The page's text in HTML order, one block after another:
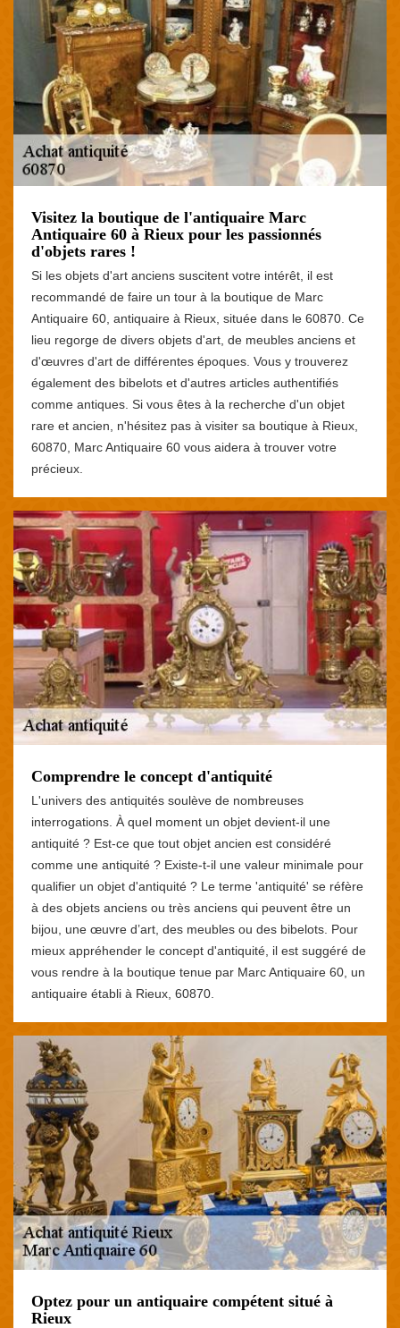
Visitez la boutique de l'antiquaire Marc
Antiquaire 60 à Rieux pour les passionnés
d'objets rares !
Si les objets d'art anciens suscitent votre intérêt, il est
recommandé de faire un tour à la boutique de Marc
Antiquaire 60, antiquaire à Rieux, située dans le 60870. Ce
lieu regorge de divers objets d'art, de meubles anciens et
d'œuvres d'art de différentes époques. Vous y trouverez
également des bibelots et d'autres articles authentifiés
comme antiques. Si vous êtes à la recherche d'un objet
rare et ancien, n'hésitez pas à visiter sa boutique à Rieux,
60870, Marc Antiquaire 60 vous aidera à trouver votre
précieux.
Comprendre le concept d'antiquité
L'univers des antiquités soulève de nombreuses
interrogations. À quel moment un objet devient-il une
antiquité ? Est-ce que tout objet ancien est considéré
comme une antiquité ? Existe-t-il une valeur minimale pour
qualifier un objet d'antiquité ? Le terme 'antiquité' se réfère
à des objets anciens ou très anciens qui peuvent être un
bijou, une œuvre d’art, des meubles ou des bibelots. Pour
mieux appréhender le concept d'antiquité, il est suggéré de
vous rendre à la boutique tenue par Marc Antiquaire 60, un
antiquaire établi à Rieux, 60870.
Optez pour un antiquaire compétent situé à
Rieux